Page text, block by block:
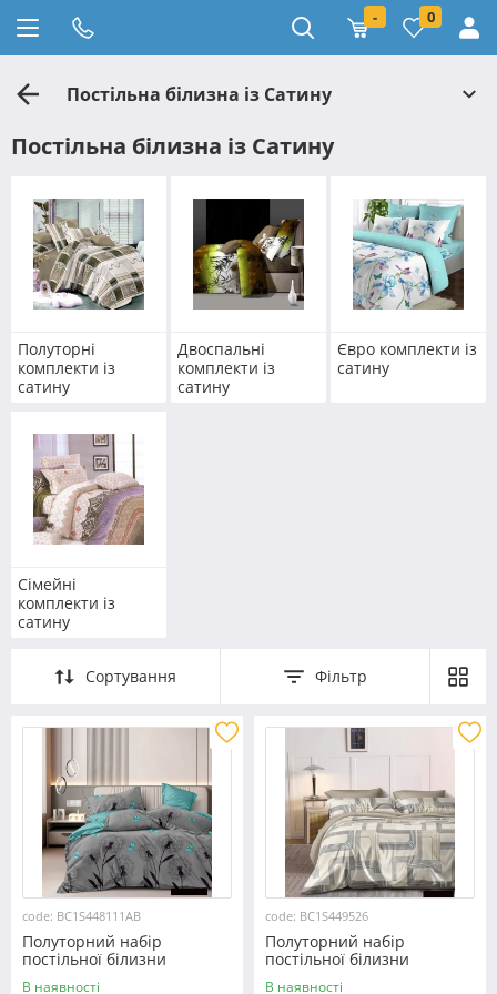
- 0
Постільна білизна із Сатину
Постільна білизна із Сатину
Полуторні
комплекти із
сатину
Двоспальні
комплекти із
сатину
Євро комплекти із
сатину
Сімейні
комплекти із
сатину
Сортування Фільтр
code: BC1S448111АВ
Полуторний набір
постільної білизни
150*220 із Сатину
В наявності
code: BC1S449526
Полуторний набір
постільної білизни
150*220 із Сатину
В наявності